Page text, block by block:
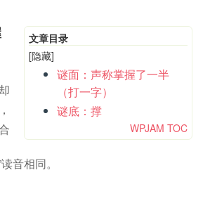
文章目录
[隐藏]
谜面：声称掌握了一半
（打一字）
谜底：撑
WPJAM TOC
音相同。